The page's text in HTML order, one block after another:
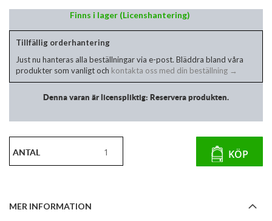
Finns i lager (Licenshantering)
Tillfällig orderhantering
Just nu hanteras alla beställningar via e-post. Bläddra bland våra
produkter som vanligt och kontakta oss med din beställning →
Denna varan är licenspliktig: Reservera produkten.
ANTAL KÖP
MER INFORMATION